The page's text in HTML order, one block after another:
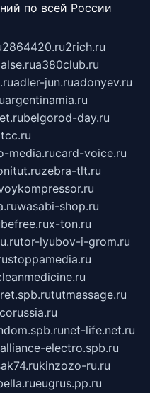
по всей России
2864420.ru2rich.ru
a380club.ru
adler-jun.ruadonyev.ru
argentinamia.ru
belgorod-day.ru
media.rucard-voice.ru
zebra-tlt.ru
wasabi-shop.ru
x-ton.ru
tor-lyubov-i-grom.ru
stoppamedia.ru
tutmassage.ru
net-life.net.ru
alliance-electro.spb.ru
kinzozo-ru.ru
eugrus.pp.ru